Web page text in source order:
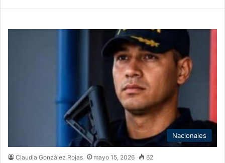
Nacionales
Claudia González Rojas mayo 15, 2026 62